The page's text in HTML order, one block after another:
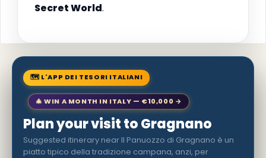
Secret World.
🗺 L'APP DEI TESORI ITALIANI
🎄 WIN A MONTH IN ITALY — €10,000 →
Plan your visit to Gragnano
Suggested itinerary near Il Panuozzo di Gragnano è un
piatto tipico della tradizione campana, anzi, per